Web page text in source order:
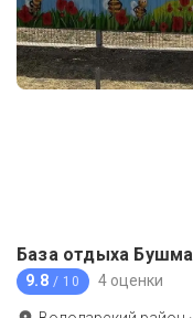
База отдыха Бушма
9.8 / 10 4 оценки